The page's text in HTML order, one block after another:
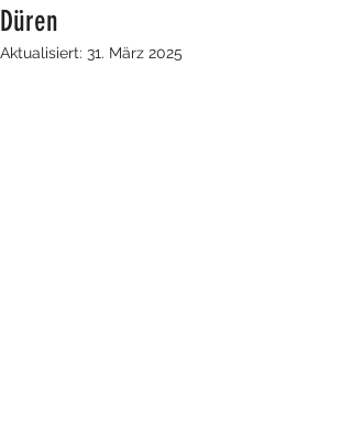
Düren
Aktualisiert: 31. März 2025